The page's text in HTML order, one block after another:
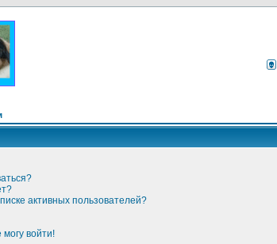
активных пользователей?
войти!